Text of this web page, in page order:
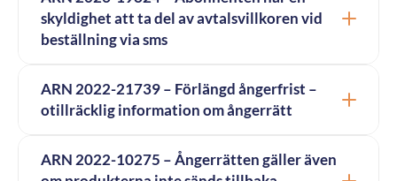
skyldighet att ta del av avtalsvillkoren vid
beställning via sms
ARN 2022-21739 – Förlängd ångerfrist –
otillräcklig information om ångerrätt
ARN 2022-10275 – Ångerrätten gäller även